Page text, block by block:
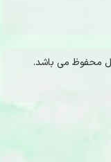
محفوظ می باشد.